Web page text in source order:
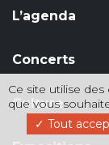
L’agenda
Concerts
Culture
Ce site utilise
que vous
Tout